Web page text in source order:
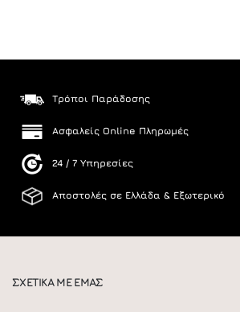
Τρόποι Παράδοσης
Ασφαλείς Online Πληρωμές
24 / 7 Υπηρεσίες
Αποστολές σε Ελλάδα & Εξωτερικό
ΣΧΕΤΙΚΑ ΜΕ ΕΜΑΣ